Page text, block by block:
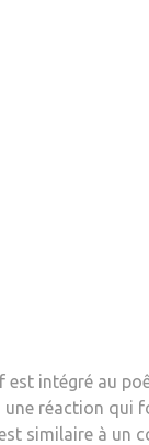
intégré au
réaction qui
similaire à un